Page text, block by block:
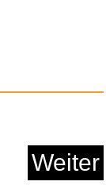
Anzeige
Weiter